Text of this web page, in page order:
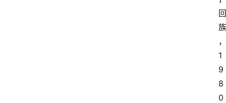
回
族
，
1
9
8
0